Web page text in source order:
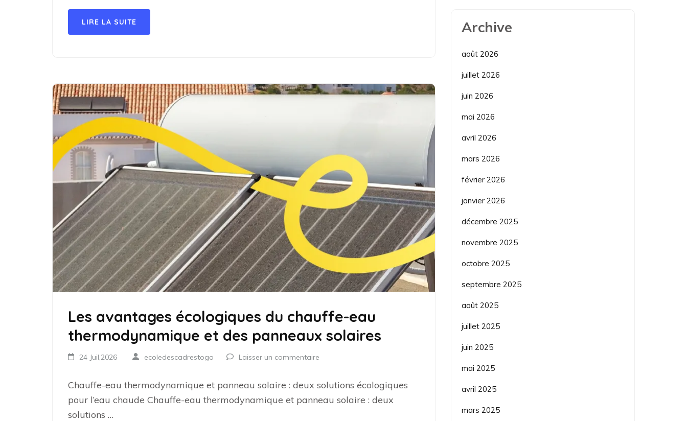
LIRE LA SUITE
Les avantages écologiques du chauffe-eau
thermodynamique et des panneaux solaires
24 Juil,2026 ecoledescadrestogo Laisser un commentaire
Chauffe-eau thermodynamique et panneau solaire : deux solutions écologiques
pour l’eau chaude Chauffe-eau thermodynamique et panneau solaire : deux
solutions …
Archive
août 2026
juillet 2026
juin 2026
mai 2026
avril 2026
mars 2026
février 2026
janvier 2026
décembre 2025
novembre 2025
octobre 2025
septembre 2025
août 2025
juillet 2025
juin 2025
mai 2025
avril 2025
mars 2025